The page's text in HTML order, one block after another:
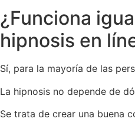
¿Funciona
hipnosis en
Sí, para la mayoría de las
La hipnosis no depende de
Se trata de crear una buena